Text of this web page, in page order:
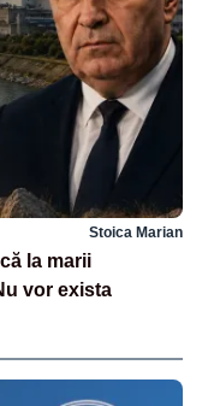
Stoica Marian
la marii
vor exista